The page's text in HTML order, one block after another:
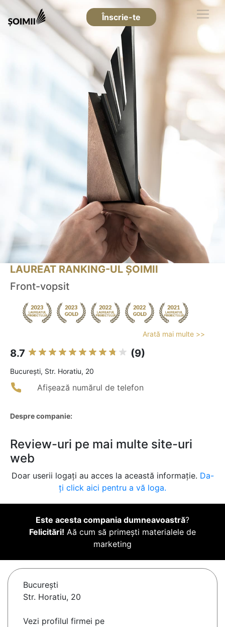
Înscrie-te
LAUREAT RANKING-UL ȘOIMII
Front-vopsit
Arată mai multe >>
8.7 (9)
Bucureşti, Str. Horatiu, 20
Afișează numărul de telefon
Despre companie:
Review-uri pe mai multe site-uri
web
Doar userii logați au acces la această informație. Da-
ți click aici pentru a vă loga.
Este acesta compania dumneavoastră?
Felicitări! Aă cum să primești materialele de
marketing
Bucureşti
Str. Horatiu, 20
Vezi profilul firmei pe